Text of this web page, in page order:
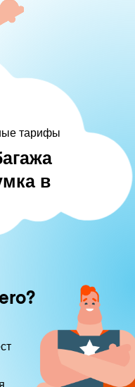
тарифы
в